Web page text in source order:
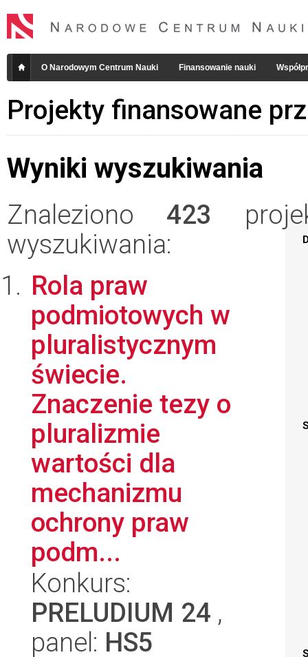
O Narodowym Centrum Nauki Finansowanie nauki
Projekty finansowane
Wyniki wyszukiwania
Znaleziono 423
wyszukiwania:
Rola praw
podmiotowych w
pluralistycznym
świecie.
Znaczenie tezy o
pluralizmie
wartości dla
mechanizmu
ochrony praw
podm...
Konkurs:
PRELUDIUM 24 ,
panel: HS5